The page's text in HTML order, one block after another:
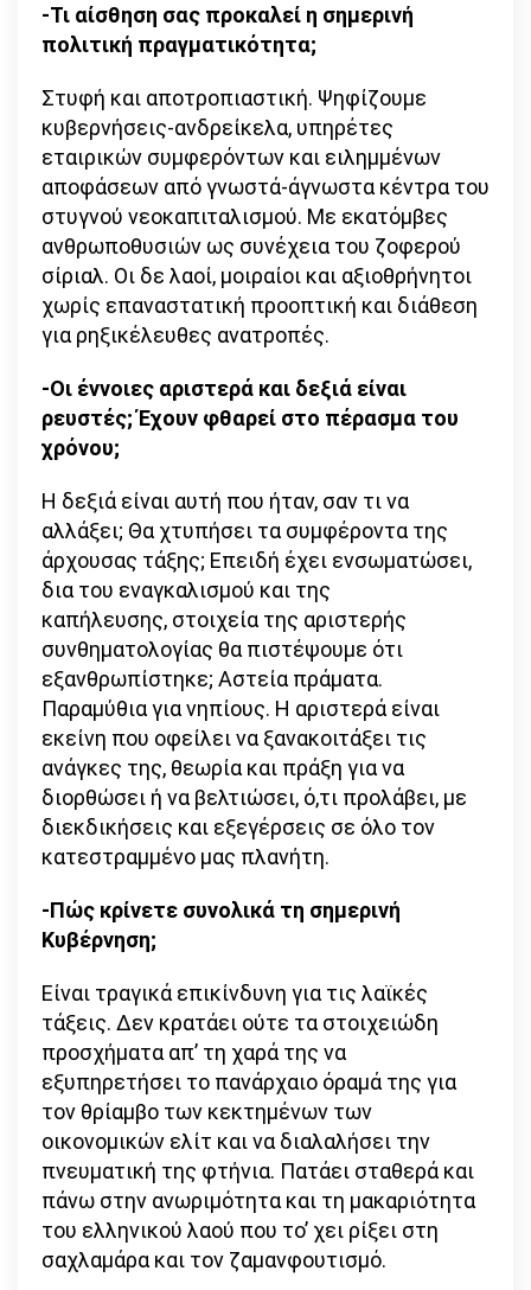
-Τι αίσθηση σας προκαλεί η σημερινή
πολιτική πραγματικότητα;
Στυφή και αποτροπιαστική. Ψηφίζουμε
κυβερνήσεις-ανδρείκελα, υπηρέτες
εταιρικών συμφερόντων και ειλημμένων
αποφάσεων από γνωστά-άγνωστα κέντρα του
στυγνού νεοκαπιταλισμού. Με εκατόμβες
ανθρωποθυσιών ως συνέχεια του ζοφερού
σίριαλ. Οι δε λαοί, μοιραίοι και αξιοθρήνητοι
χωρίς επαναστατική προοπτική και διάθεση
για ρηξικέλευθες ανατροπές.
-Οι έννοιες αριστερά και δεξιά είναι
ρευστές; Έχουν φθαρεί στο πέρασμα του
χρόνου;
Η δεξιά είναι αυτή που ήταν, σαν τι να
αλλάξει; Θα χτυπήσει τα συμφέροντα της
άρχουσας τάξης; Επειδή έχει ενσωματώσει,
δια του εναγκαλισμού και της
καπήλευσης, στοιχεία της αριστερής
συνθηματολογίας θα πιστέψουμε ότι
εξανθρωπίστηκε; Αστεία πράματα.
Παραμύθια για νηπίους. Η αριστερά είναι
εκείνη που οφείλει να ξανακοιτάξει τις
ανάγκες της, θεωρία και πράξη για να
διορθώσει ή να βελτιώσει, ό,τι προλάβει, με
διεκδικήσεις και εξεγέρσεις σε όλο τον
κατεστραμμένο μας πλανήτη.
-Πώς κρίνετε συνολικά τη σημερινή
Κυβέρνηση;
Είναι τραγικά επικίνδυνη για τις λαϊκές
τάξεις. Δεν κρατάει ούτε τα στοιχειώδη
προσχήματα απ’ τη χαρά της να
εξυπηρετήσει το πανάρχαιο όραμά της για
τον θρίαμβο των κεκτημένων των
οικονομικών ελίτ και να διαλαλήσει την
πνευματική της φτήνια. Πατάει σταθερά και
πάνω στην ανωριμότητα και τη μακαριότητα
του ελληνικού λαού που το’ χει ρίξει στη
σαχλαμάρα και τον ζαμανφουτισμό.